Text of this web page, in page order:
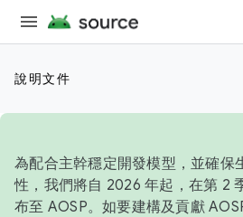
說明文件
為配合主幹穩定開發模型，並確保
性，我們將自 2026 年起，在第 2
布至 AOSP。如要建構及貢獻